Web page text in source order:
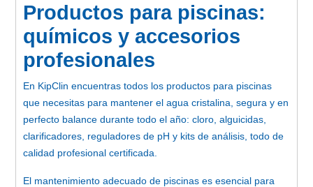
Productos para piscinas:
químicos y accesorios
profesionales
En KipClin encuentras todos los productos para piscinas
que necesitas para mantener el agua cristalina, segura y en
perfecto balance durante todo el año: cloro, alguicidas,
clarificadores, reguladores de pH y kits de análisis, todo de
calidad profesional certificada.
El mantenimiento adecuado de piscinas es esencial para